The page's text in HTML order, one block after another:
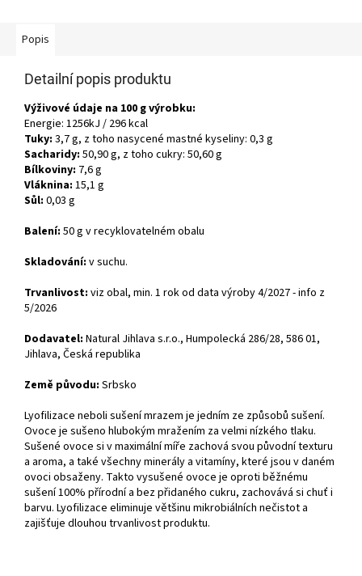
Popis
Detailní popis produktu
Výživové údaje na 100 g výrobku:
Energie: 1256kJ / 296 kcal
Tuky: 3,7 g, z toho nasycené mastné kyseliny: 0,3 g
Sacharidy: 50,90 g, z toho cukry: 50,60 g
Bílkoviny: 7,6 g
Vláknina: 15,1 g
Sůl: 0,03 g
Balení: 50 g v recyklovatelném obalu
Skladování: v suchu.
Trvanlivost: viz obal, min. 1 rok od data výroby 4/2027 - info z
5/2026
Dodavatel: Natural Jihlava s.r.o., Humpolecká 286/28, 586 01,
Jihlava, Česká republika
Země původu: Srbsko
Lyofilizace neboli sušení mrazem je jedním ze způsobů sušení.
Ovoce je sušeno hlubokým mražením za velmi nízkého tlaku.
Sušené ovoce si v maximální míře zachová svou původní texturu
a aroma, a také všechny minerály a vitamíny, které jsou v daném
ovoci obsaženy. Takto vysušené ovoce je oproti běžnému
sušení 100% přírodní a bez přidaného cukru, zachovává si chuť i
barvu. Lyofilizace eliminuje většinu mikrobiálních nečistot a
zajišťuje dlouhou trvanlivost produktu.